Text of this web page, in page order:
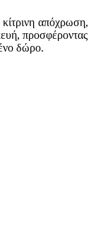
προσφέροντας
δώρο.